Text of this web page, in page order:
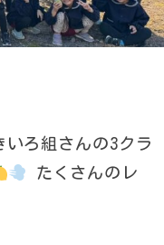
ろ組さんの3クラ
たくさんのレ